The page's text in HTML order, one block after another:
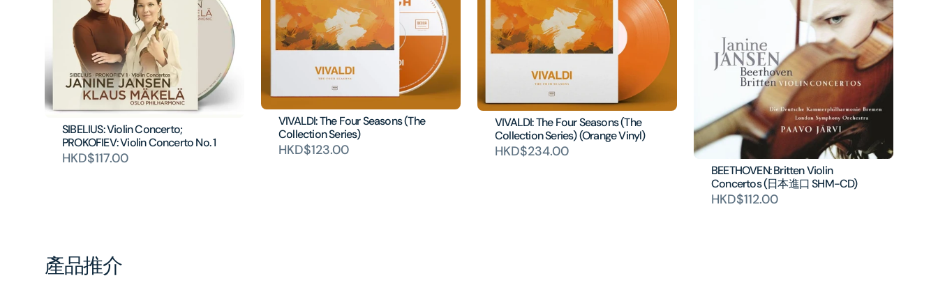
SIBELIUS: Violin Concerto;
PROKOFIEV: Violin Concerto No. 1
HKD$117.00
VIVALDI: The Four Seasons (The
Collection Series)
HKD$123.00
VIVALDI: The Four Seasons (The
Collection Series) (Orange Vinyl)
HKD$234.00
BEETHOVEN: Britten Violin
Concertos (日本進口 SHM-CD)
HKD$112.00
產品推介